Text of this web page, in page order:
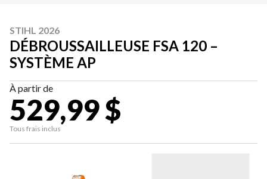
STIHL 2026
DÉBROUSSAILLEUSE FSA 120 –
SYSTÈME AP
À partir de
529,99 $
Tous frais inclus